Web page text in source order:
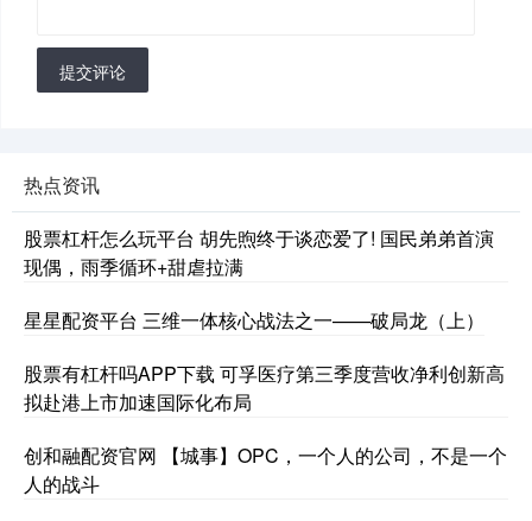
提交评论
热点资讯
股票杠杆怎么玩平台 胡先煦终于谈恋爱了! 国民弟弟首演
现偶，雨季循环+甜虐拉满
星星配资平台 三维一体核心战法之一——破局龙（上）
股票有杠杆吗APP下载 可孚医疗第三季度营收净利创新高
拟赴港上市加速国际化布局
创和融配资官网 【城事】OPC，一个人的公司，不是一个
人的战斗